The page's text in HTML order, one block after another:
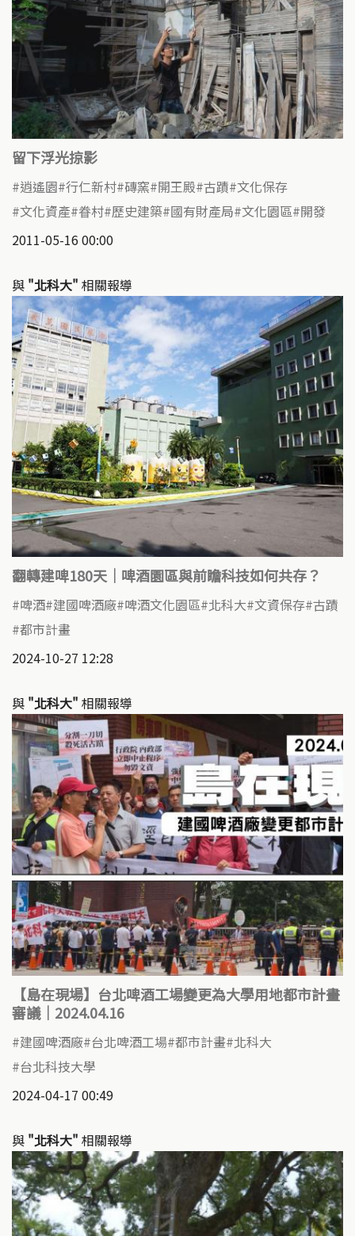
留下浮光掠影
逍遙園 行仁新村 磚窯 開王殿 古蹟 文化保存
文化資產 眷村 歷史建築 國有財產局 文化園區 開發
2011-05-16 00:00
與 "北科大" 相關報導
翻轉建啤180天｜啤酒園區與前瞻科技如何共存？
啤酒 建國啤酒廠 啤酒文化園區 北科大 文資保存 古蹟
都市計畫
2024-10-27 12:28
與 "北科大" 相關報導
【島在現場】台北啤酒工場變更為大學用地都市計畫
審議｜2024.04.16
建國啤酒廠 台北啤酒工場 都市計畫 北科大
台北科技大學
2024-04-17 00:49
與 "北科大" 相關報導